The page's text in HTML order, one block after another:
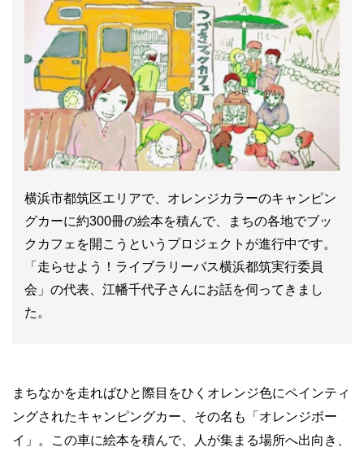
横浜市都筑区エリアで、オレンジカラーのキャンピン
グカーに約300冊の絵本を積んで、まちの各地でブッ
クカフェを開こうというプロジェクトが進行中です。
「走らせよう！ライブラリーバス横浜都筑実行委員
会」の代表、江幡千代子さんにお話を伺ってきまし
た。
まちなかを走ればひと際目をひくオレンジ色にペインティ
ングされたキャンピングカー、その名も「オレンジボー
イ」。この車に絵本を積んで、人が集まる場所へ出向き、